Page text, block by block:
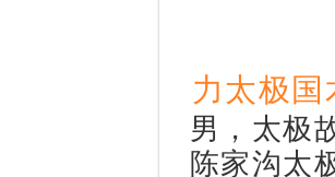
力太极
男，太极
陈家沟太